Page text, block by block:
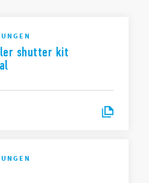
shutter kit